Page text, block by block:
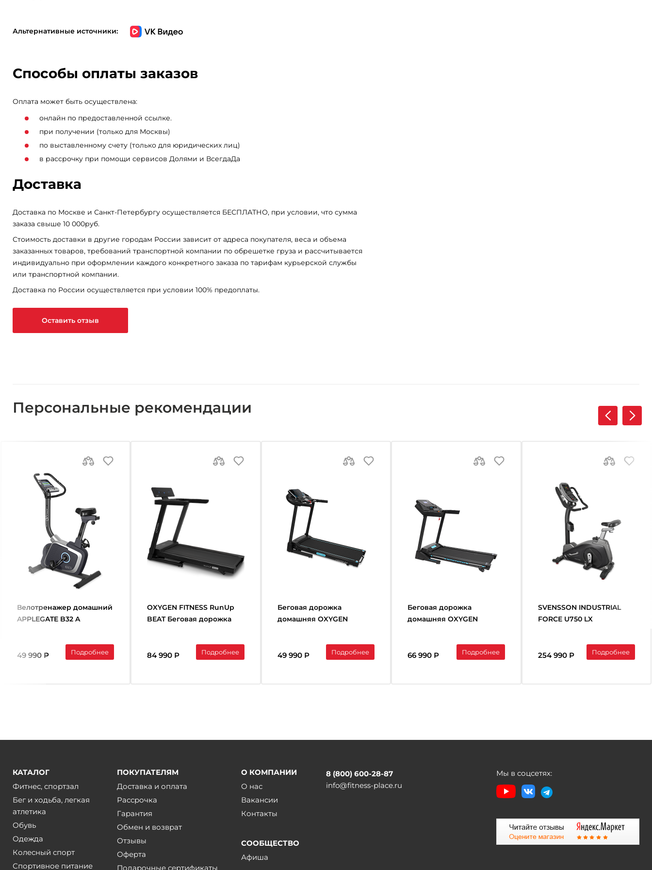
Альтернативные источники:
Способы оплаты заказов
Оплата может быть осуществлена:
онлайн по предоставленной ссылке.
при получении (только для Москвы)
по выставленному счету (только для юридических лиц)
в рассрочку при помощи сервисов Долями и ВсегдаДа
Доставка
Доставка по Москве и Санкт-Петербургу осуществляется БЕСПЛАТНО, при условии, что сумма
заказа свыше 10 000руб.
Стоимость доставки в другие городам России зависит от адреса покупателя, веса и объема
заказанных товаров, требований транспортной компании по обрешетке груза и рассчитывается
индивидуально при оформлении каждого конкретного заказа по тарифам курьерской службы
или транспортной компании.
Доставка по России осуществляется при условии 100% предоплаты.
Оставить отзыв
Персональные рекомендации
Велотренажер домашний
APPLEGATE B32 A
49 990 Р Подробнее
OXYGEN FITNESS RunUp
BEAT Беговая дорожка
84 990 Р Подробнее
Беговая дорожка
домашняя OXYGEN
49 990 Р Подробнее
Беговая дорожка
домашняя OXYGEN
66 990 Р Подробнее
SVENSSON INDUSTRIAL
FORCE U750 LX
коммерческий
254 990 Р Подробнее
КАТАЛОГ
Фитнес, спортзал
Бег и ходьба, легкая
атлетика
Обувь
Одежда
Колесный спорт
Спортивное питание
ПОКУПАТЕЛЯМ
Доставка и оплата
Рассрочка
Гарантия
Обмен и возврат
Отзывы
Оферта
Подарочные сертификаты
О КОМПАНИИ
О нас
Вакансии
Контакты
СООБЩЕСТВО
Афиша
8 (800) 600-28-87
info@fitness-place.ru
Мы в соцсетях: